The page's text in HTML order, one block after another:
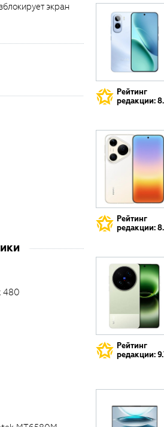
экран
480
Рейтинг
редакции:
Рейтинг
редакции:
Рейтинг
редакции: